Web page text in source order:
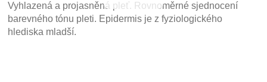
Vyhlazená a projasněná pleť. Rovnoměrné sjednocení
barevného tónu pleti. Epidermis je z fyziologického
hlediska mladší.